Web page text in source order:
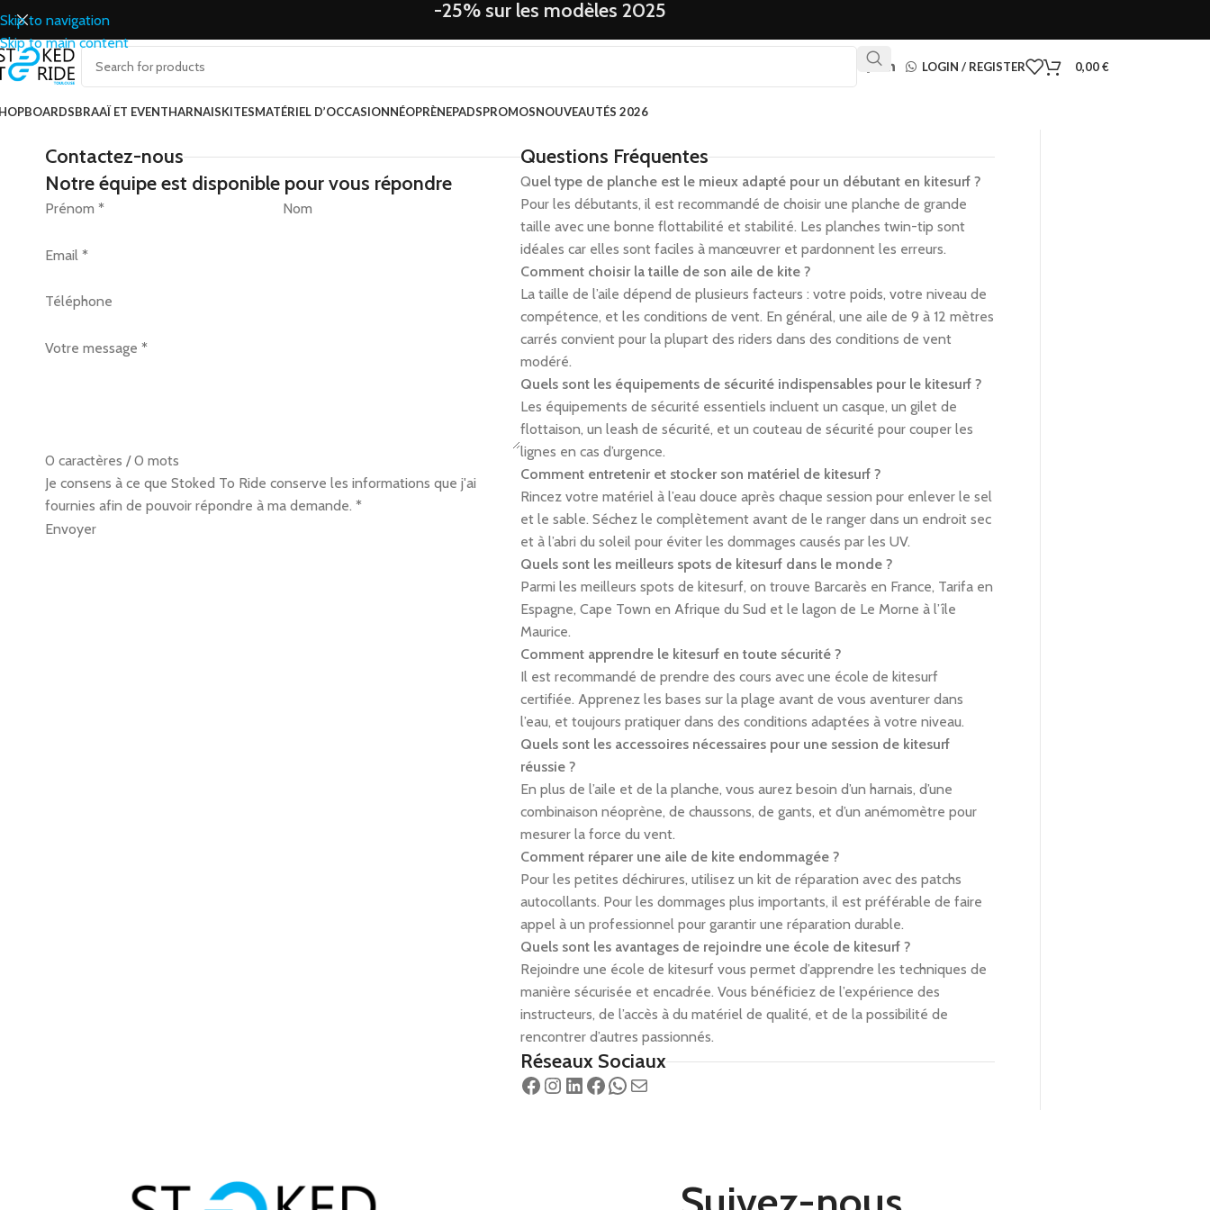
Skip to navigation
Skip to main content
-25% sur les modèles 2025
LOGIN / REGISTER 0,00€
BOARDSBRAAÏ ET EVENTHARNAISKITESMATÉRIEL D’OCCASIONNÉOPRÈNEPADSPROMOSNOUVEAUTÉS 2026
Contactez-nous
Notre équipe est disponible pour vous répondre
Section
Prénom * Nom
Email *
Téléphone
Votre message *
0 caractères / 0 mots
Je consens à ce que Stoked To Ride conserve les informations que j'ai
fournies afin de pouvoir répondre à ma demande. *
Envoyer
Questions Fréquentes
Quel type de planche est le mieux adapté pour un débutant en kitesurf ?
Pour les débutants, il est recommandé de choisir une planche de grande
taille avec une bonne flottabilité et stabilité. Les planches twin-tip sont
idéales car elles sont faciles à manœuvrer et pardonnent les erreurs.
Comment choisir la taille de son aile de kite ?
La taille de l’aile dépend de plusieurs facteurs : votre poids, votre niveau de
compétence, et les conditions de vent. En général, une aile de 9 à 12 mètres
carrés convient pour la plupart des riders dans des conditions de vent
modéré.
Quels sont les équipements de sécurité indispensables pour le kitesurf ?
Les équipements de sécurité essentiels incluent un casque, un gilet de
flottaison, un leash de sécurité, et un couteau de sécurité pour couper les
lignes en cas d’urgence.
Comment entretenir et stocker son matériel de kitesurf ?
Rincez votre matériel à l’eau douce après chaque session pour enlever le sel
et le sable. Séchez le complètement avant de le ranger dans un endroit sec
et à l’abri du soleil pour éviter les dommages causés par les UV.
Quels sont les meilleurs spots de kitesurf dans le monde ?
Parmi les meilleurs spots de kitesurf, on trouve Barcarès en France, Tarifa en
Espagne, Cape Town en Afrique du Sud et le lagon de Le Morne à l’île
Maurice.
Comment apprendre le kitesurf en toute sécurité ?
Il est recommandé de prendre des cours avec une école de kitesurf
certifiée. Apprenez les bases sur la plage avant de vous aventurer dans
l’eau, et toujours pratiquer dans des conditions adaptées à votre niveau.
Quels sont les accessoires nécessaires pour une session de kitesurf
réussie ?
En plus de l’aile et de la planche, vous aurez besoin d’un harnais, d’une
combinaison néoprène, de chaussons, de gants, et d’un anémomètre pour
mesurer la force du vent.
Comment réparer une aile de kite endommagée ?
Pour les petites déchirures, utilisez un kit de réparation avec des patchs
autocollants. Pour les dommages plus importants, il est préférable de faire
appel à un professionnel pour garantir une réparation durable.
Quels sont les avantages de rejoindre une école de kitesurf ?
Rejoindre une école de kitesurf vous permet d’apprendre les techniques de
manière sécurisée et encadrée. Vous bénéficiez de l’expérience des
instructeurs, de l’accès à du matériel de qualité, et de la possibilité de
rencontrer d’autres passionnés.
Réseaux Sociaux